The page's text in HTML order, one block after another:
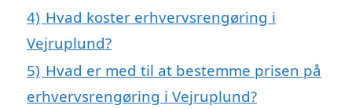
4) Hvad koster erhvervsrengøring i
Vejruplund?
5) Hvad er med til at bestemme prisen på
erhvervsrengøring i Vejruplund?